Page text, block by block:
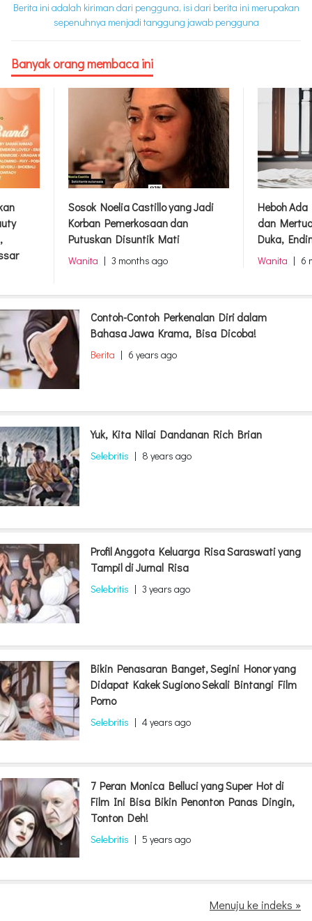
Berita ini adalah kiriman dari pengguna, isi dari berita ini merupakan
sepenuhnya menjadi tanggung jawab pengguna
Banyak orang membaca ini
Sosok Noelia Castillo yang Jadi
Korban Pemerkosaan dan
Putuskan Disuntik Mati
Wanita | 3 months ago
Heboh
dan
Duka,
Wanita | 6
Contoh-Contoh Perkenalan Diri dalam
Bahasa Jawa Krama, Bisa Dicoba!
Berita | 6 years ago
Yuk, Kita Nilai Dandanan Rich Brian
Selebritis | 8 years ago
Profil Anggota Keluarga Risa Saraswati yang
Tampil di Jurnal Risa
Selebritis | 3 years ago
Bikin Penasaran Banget, Segini Honor yang
Didapat Kakek Sugiono Sekali Bintangi Film
Porno
Selebritis | 4 years ago
7 Peran Monica Belluci yang Super Hot di
Film Ini Bisa Bikin Penonton Panas Dingin,
Tonton Deh!
Selebritis | 5 years ago
Menuju ke indeks »